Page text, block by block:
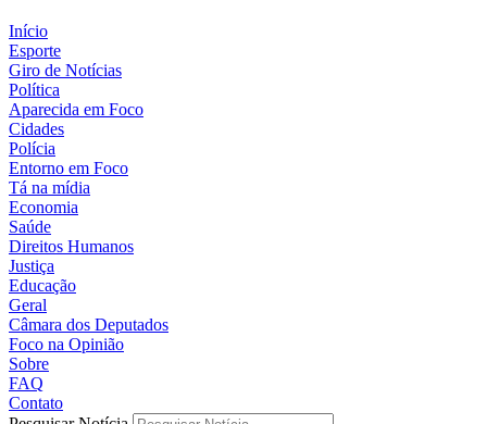
Início
Esporte
Giro de Notícias
Política
Aparecida em Foco
Cidades
Polícia
Entorno em Foco
Tá na mídia
Economia
Saúde
Direitos Humanos
Justiça
Educação
Geral
Câmara dos Deputados
Foco na Opinião
Sobre
FAQ
Contato